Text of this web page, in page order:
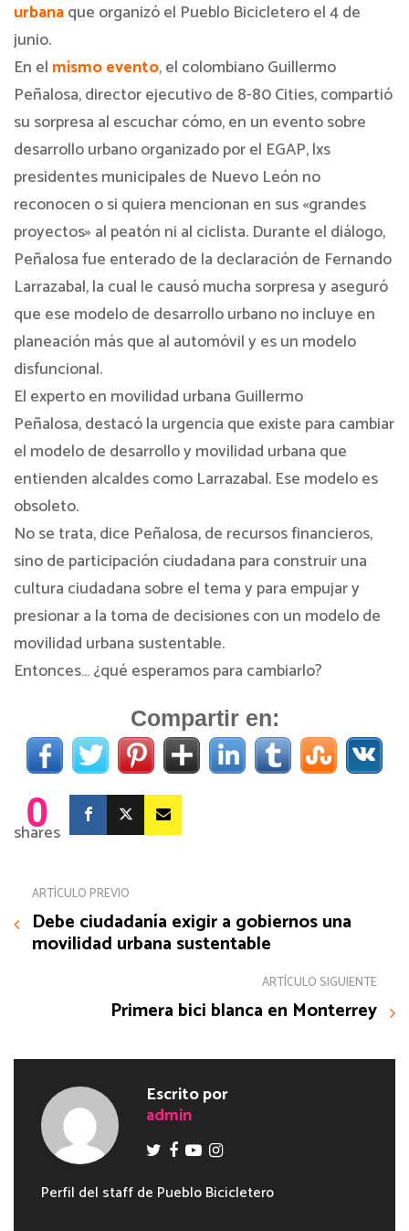
urbanaque organizó el Pueblo Bicicletero el 4 de
junio.
En el mismo evento, el colombiano Guillermo
Peñalosa, director ejecutivo de 8-80 Cities, compartió
su sorpresa al escuchar cómo, en un evento sobre
desarrollo urbano organizado por el EGAP, lxs
presidentes municipales de Nuevo León no
reconocen o si quiera mencionan en sus «grandes
proyectos» al peatón ni al ciclista. Durante el diálogo,
Peñalosa fue enterado de la declaración de Fernando
Larrazabal, la cual le causó mucha sorpresa y aseguró
que ese modelo de desarrollo urbano no incluye en
planeación más que al automóvil y es un modelo
disfuncional.
El experto en movilidad urbana Guillermo
Peñalosa, destacó la urgencia que existe para cambiar
el modelo de desarrollo y movilidad urbana que
entienden alcaldes como Larrazabal. Ese modelo es
obsoleto.
No se trata, dice Peñalosa, de recursos financieros,
sino de participación ciudadana para construir una
cultura ciudadana sobre el tema y para empujar y
presionar a la toma de decisiones con un modelo de
movilidad urbana sustentable.
Entonces… ¿qué esperamos para cambiarlo?
Compartir en:
0
shares
ARTÍCULO PREVIO
Debe ciudadanía exigir a gobiernos una
movilidad urbana sustentable
ARTÍCULO SIGUIENTE
Primera bici blanca en Monterrey
Escrito por
admin
Perfil del staff de Pueblo Bicicletero